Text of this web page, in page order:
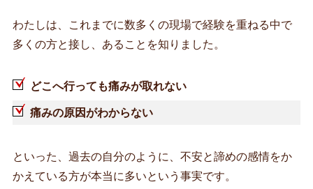
わたしは、これまでに数多くの現場で経験を重ねる中で
多くの方と接し、あることを知りました。
どこへ行っても痛みが取れない
痛みの原因がわからない
といった、過去の自分のように、不安と諦めの感情をか
かえている方が本当に多いという事実です。